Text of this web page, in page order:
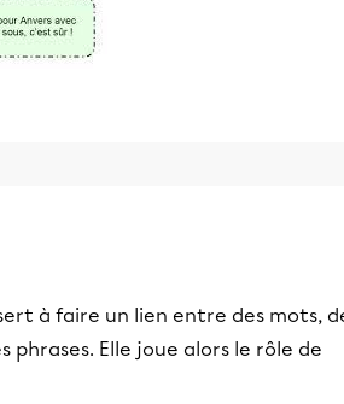
à faire un lien entre des mots,
phrases. Elle joue alors le rôle de